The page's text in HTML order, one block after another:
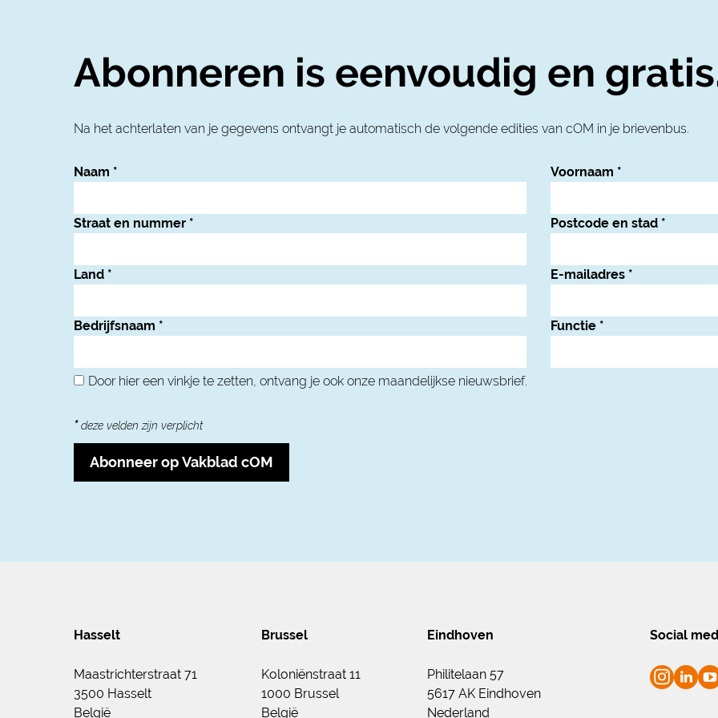
Abonneren is eenvoudig en
Na het achterlaten van je gegevens ontvangt je automatisch de volgende edities van cOM in je brievenbus.
Naam * Voornaam *
Straat en nummer * Postcode en stad *
Land * E-mailadres *
Bedrijfsnaam * Functie *
Door hier een vinkje te zetten, ontvang je ook onze maandelijkse nieuwsbrief.
*deze velden zijn verplicht
Abonneer op Vakblad cOM
Hasselt
Maastrichterstraat 71
3500 Hasselt
België
Brussel
Koloniënstraat 11
1000 Brussel
België
Eindhoven
Philitelaan 57
5617 AK Eindhoven
Nederland
Social